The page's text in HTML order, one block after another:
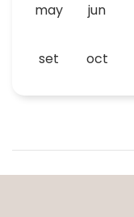
may jun
set oct